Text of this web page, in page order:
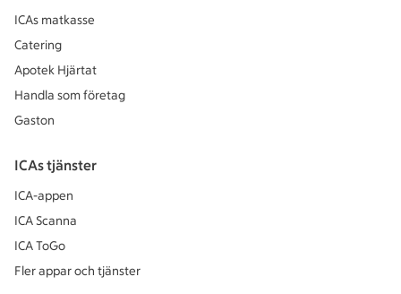
ICAs matkasse
Catering
Apotek Hjärtat
Handla som företag
Gaston
ICAs tjänster
ICA-appen
ICA Scanna
ICA ToGo
Fler appar och tjänster